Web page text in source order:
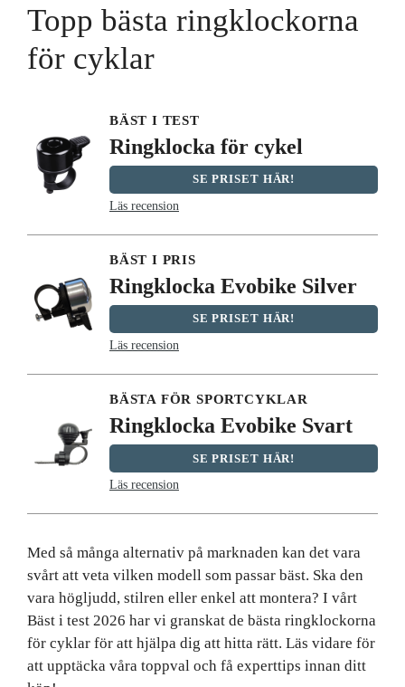
Topp bästa ringklockorna
för cyklar
BÄST I TEST
Ringklocka för cykel
SE PRISET HÄR!
Läs recension
BÄST I PRIS
Ringklocka Evobike Silver
SE PRISET HÄR!
Läs recension
BÄSTA FÖR SPORTCYKLAR
Ringklocka Evobike Svart
SE PRISET HÄR!
Läs recension
Med så många alternativ på marknaden kan det vara
svårt att veta vilken modell som passar bäst. Ska den
vara högljudd, stilren eller enkel att montera? I vårt
Bäst i test 2026 har vi granskat de bästa ringklockorna
för cyklar för att hjälpa dig att hitta rätt. Läs vidare för
att upptäcka våra toppval och få experttips innan ditt